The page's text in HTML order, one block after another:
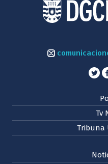
Tv
Tribuna